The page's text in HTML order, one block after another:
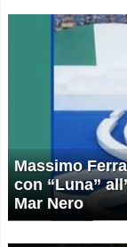
Massimo
con “Luna”
Mar Nero